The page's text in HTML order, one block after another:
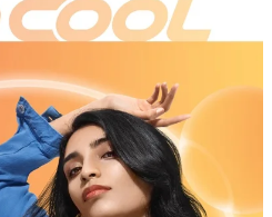
sélectionner le pays/la région